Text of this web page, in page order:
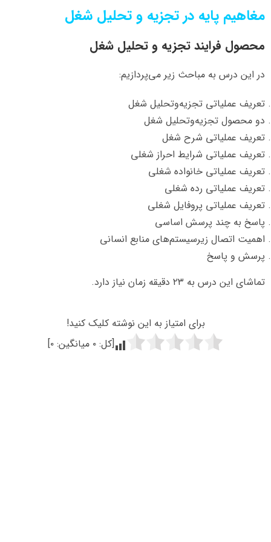
مغاهیم پایه در تجزیه و تحلیل شغل
محصول فرایند تجزیه ‌و تحلیل شغل
در این درس به مباحث زیر می‌پردازیم:
تعریف عملیاتی تجزیه‌وتحلیل شغل
دو محصول تجزیه‌وتحلیل شغل
تعریف عملیاتی شرح شغل
تعریف عملیاتی شرایط احراز شغلی
تعریف عملیاتی خانواده شغلی
تعریف عملیاتی رده شغلی
تعریف عملیاتی پروفایل شغلی
پاسخ به چند پرسش اساسی
اهمیت اتصال زیرسیستم‌های منابع انسانی
پرسش و پاسخ
تماشای این درس به ۲۳ دقیقه زمان نیاز دارد.
برای امتیاز به این نوشته کلیک کنید!
[کل: ۰ میانگین: ۰]